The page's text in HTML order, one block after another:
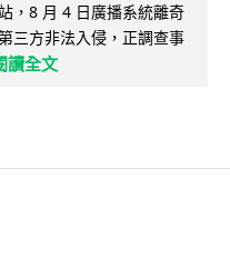
，8 月 4 日廣播系統離奇
三方非法入侵，正調查事
讀全文